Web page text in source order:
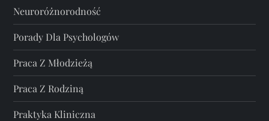
Neuroróżnorodność
Porady Dla Psychologów
Praca Z Młodzieżą
Praca Z Rodziną
Praktyka Kliniczna